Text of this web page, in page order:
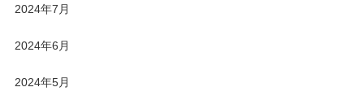
2024年7月
2024年6月
2024年5月